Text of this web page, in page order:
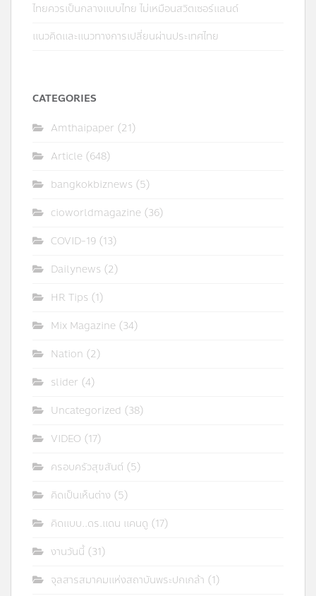
ไทยควรเป็นกลางแบบไทย ไม่เหมือนสวิตเซอร์แลนด์
แนวคิดและแนวทางการเปลี่ยนผ่านประเทศไทย
CATEGORIES
Amthaipaper (21)
Article (648)
bangkokbiznews (5)
cioworldmagazine (36)
COVID-19 (13)
Dailynews (2)
HR Tips (1)
Mix Magazine (34)
Nation (2)
slider (4)
Uncategorized (38)
VIDEO (17)
ครอบครัวสุขสันต์ (5)
คิดเป็นเห็นต่าง (5)
คิดแบบ..ดร.แดน แคนดู (17)
งานวันนี้ (31)
จุลสารสมาคมแห่งสถาบันพระปกเกล้า (1)